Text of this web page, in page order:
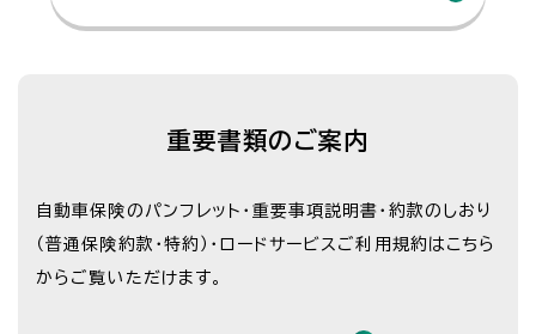
重要書類のご案内
自動車保険のパンフレット・重要事項説明書・約款のしおり
（普通保険約款・特約）・ ロードサービスご利用規約はこちら
からご覧いただけます。